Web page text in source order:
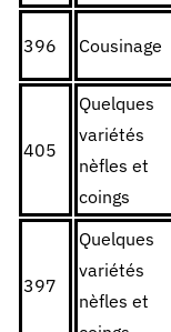
396 Cousinage
405
Quelques
variétés
nèfles et
coings
397
Quelques
variétés
nèfles et